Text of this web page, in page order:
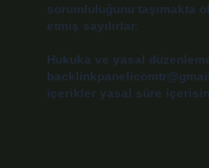
sorumluluğunu taşımakta
etmiş sayılırlar.
Hukuka ve yasal
içerikler yasal süre